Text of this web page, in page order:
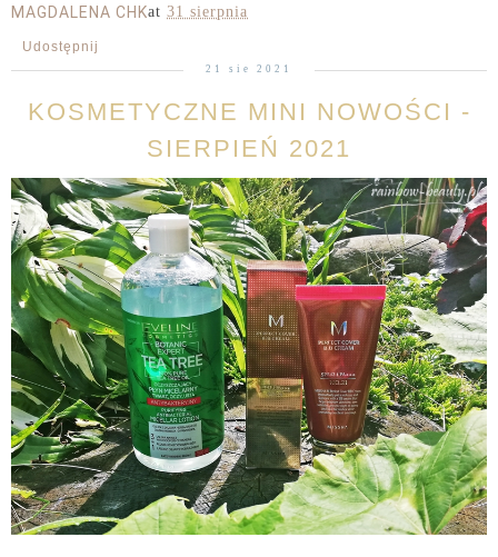
MAGDALENA CHKat 31 sierpnia
Udostępnij
21 sie 2021
KOSMETYCZNE MINI NOWOŚCI -
SIERPIEŃ 2021